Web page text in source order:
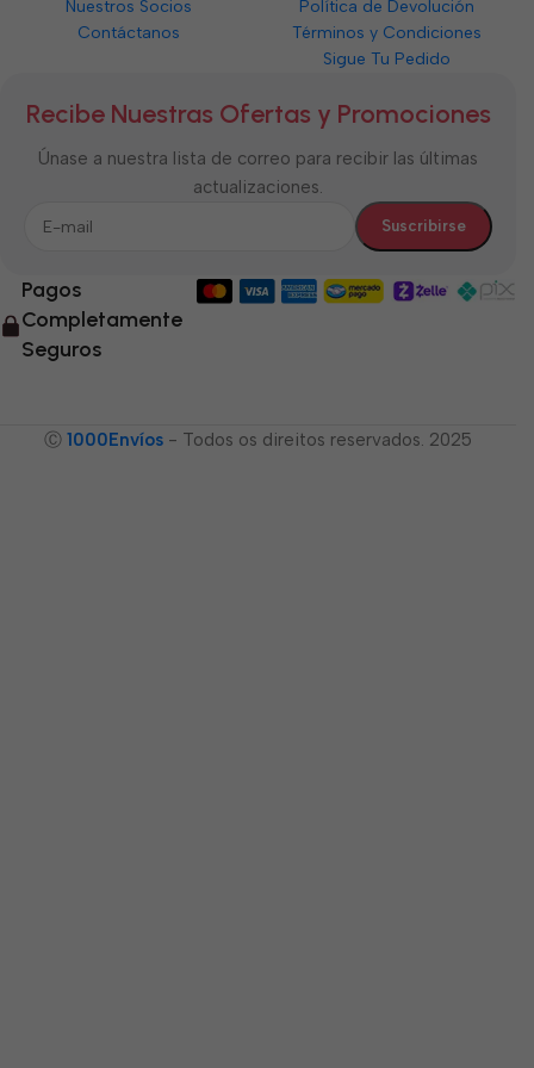
Nuestros Socios
Contáctanos
Política de Devolución
Términos y Condiciones
Sigue Tu Pedido
Recibe Nuestras Ofertas y Promociones
Únase a nuestra lista de correo para recibir las últimas
actualizaciones.
Pagos
Completamente
Seguros
Ⓒ 1000Envíos - Todos os direitos reservados. 2025